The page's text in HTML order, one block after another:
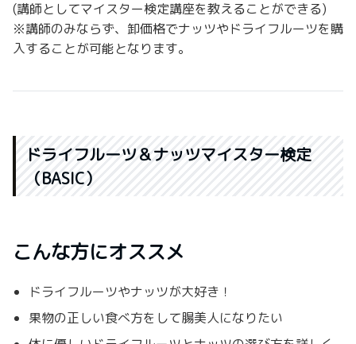
(講師としてマイスター検定講座を教えることができる)
※講師のみならず、卸価格でナッツやドライフルーツを購
入することが可能となります。
ドライフルーツ＆ナッツマイスター検定
（BASIC）
こんな方にオススメ
ドライフルーツやナッツが大好き！
果物の正しい食べ方をして腸美人になりたい